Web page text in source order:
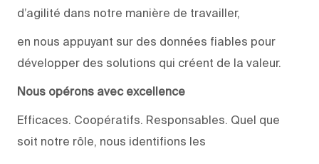
d’agilité dans notre manière de travailler,
en nous appuyant sur des données fiables pour
développer des solutions qui créent de la valeur.
Nous opérons avec excellence
Efficaces. Coopératifs. Responsables. Quel que
soit notre rôle, nous identifions les